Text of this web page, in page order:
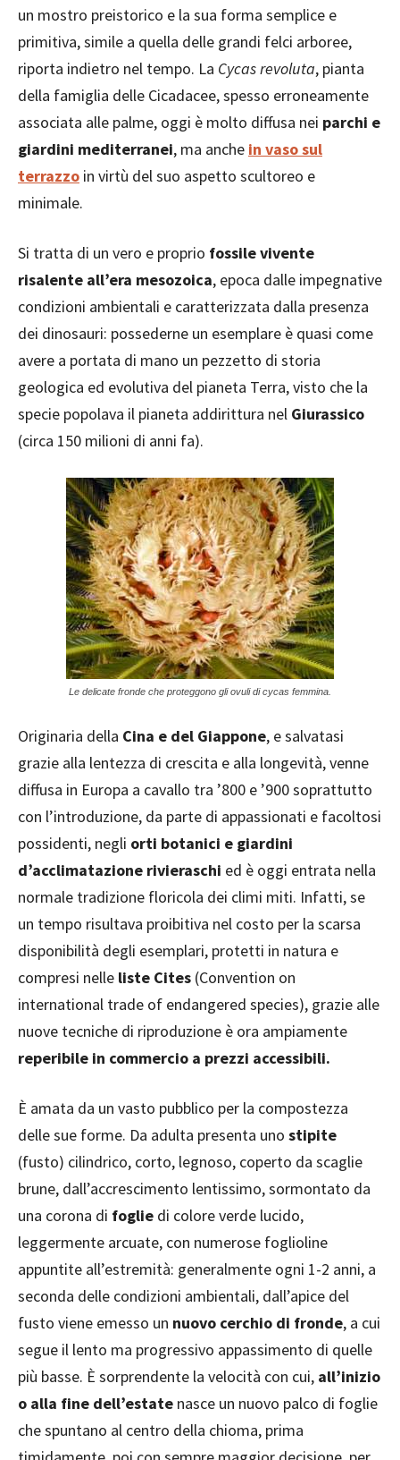
un mostro preistorico e la sua forma semplice e
primitiva, simile a quella delle grandi felci arboree,
riporta indietro nel tempo. La Cycas revoluta, pianta
della famiglia delle Cicadacee, spesso erroneamente
associata alle palme, oggi è molto diffusa nei parchi e
giardini mediterranei, ma anche in vaso sul
terrazzo in virtù del suo aspetto scultoreo e
minimale.
Si tratta di un vero e proprio fossile vivente
risalente all’era mesozoica, epoca dalle impegnative
condizioni ambientali e caratterizzata dalla presenza
dei dinosauri: possederne un esemplare è quasi come
avere a portata di mano un pezzetto di storia
geologica ed evolutiva del pianeta Terra, visto che la
specie popolava il pianeta addirittura nel Giurassico
(circa 150 milioni di anni fa).
Le delicate fronde che proteggono gli ovuli di cycas femmina.
Originaria della Cina e del Giappone, e salvatasi
grazie alla lentezza di crescita e alla longevità, venne
diffusa in Europa a cavallo tra ’800 e ’900 soprattutto
con l’introduzione, da parte di appassionati e facoltosi
possidenti, negli orti botanici e giardini
d’acclimatazione rivieraschi ed è oggi entrata nella
normale tradizione floricola dei climi miti. Infatti, se
un tempo risultava proibitiva nel costo per la scarsa
disponibilità degli esemplari, protetti in natura e
compresi nelle liste Cites (Convention on
international trade of endangered species), grazie alle
nuove tecniche di riproduzione è ora ampiamente
reperibile in commercio a prezzi accessibili.
È amata da un vasto pubblico per la compostezza
delle sue forme. Da adulta presenta uno stipite
(fusto) cilindrico, corto, legnoso, coperto da scaglie
brune, dall’accrescimento lentissimo, sormontato da
una corona di foglie di colore verde lucido,
leggermente arcuate, con numerose foglioline
appuntite all’estremità: generalmente ogni 1-2 anni, a
seconda delle condizioni ambientali, dall’apice del
fusto viene emesso un nuovo cerchio di fronde, a cui
segue il lento ma progressivo appassimento di quelle
più basse. È sorprendente la velocità con cui, all’inizio
o alla fine dell’estate nasce un nuovo palco di foglie
che spuntano al centro della chioma, prima